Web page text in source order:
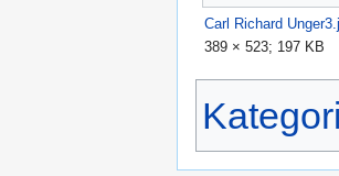
Carl Richard
389 × 523; 197 KB
Kategori